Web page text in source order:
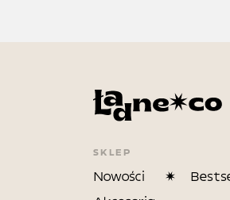
SKLEP
Nowości